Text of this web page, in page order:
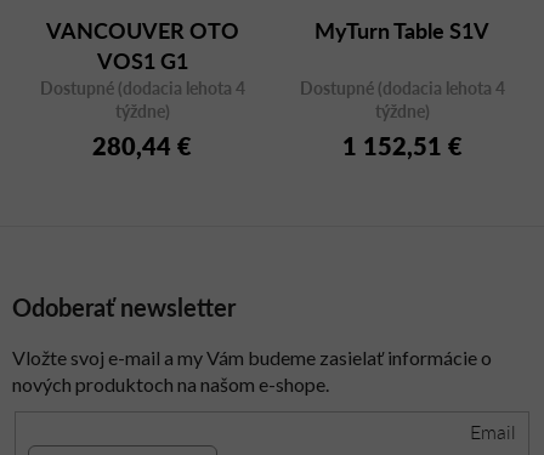
VANCOUVER OTO
VOS1 G1
Dostupné (dodacia lehota 4
týždne)
280,44 €
MyTurn Table S1V
Dostupné (dodacia lehota 4
týždne)
1 152,51 €
Odoberať newsletter
Vložte svoj e-mail a my Vám budeme zasielať informácie o
nových produktoch na našom e-shope.
Email